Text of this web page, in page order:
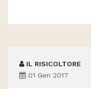
IL RISICOLTORE
01 Gen 2017